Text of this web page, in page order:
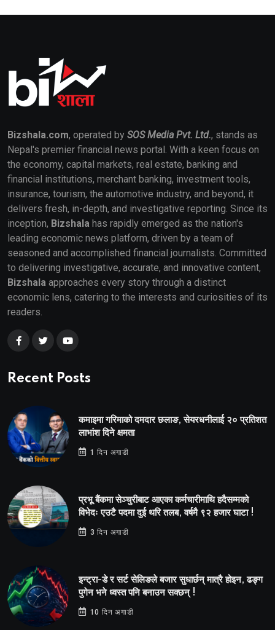
Bizshala.com, operated by SOS Media Pvt. Ltd., stands as
Nepal's premier financial news portal. With a keen focus on
the economy, capital markets, real estate, banking and
financial institutions, merchant banking, investment tools,
insurance, tourism, the automotive industry, and beyond, it
delivers fresh, in-depth, and investigative reporting. Since its
inception, Bizshala has rapidly emerged as the nation's
leading economic news platform, driven by a team of
seasoned and accomplished financial journalists. Committed
to delivering investigative, accurate, and innovative content,
Bizshala approaches every story through a distinct
economic lens, catering to the interests and curiosities of its
readers.
Recent Posts
कमाइमा गरिमाको दमदार छलाङ, सेयरधनीलाई २० प्रतिशत
लाभांश दिने क्षमता
1 दिन अगाडी
प्रभू बैंकमा सेञ्चुरीबाट आएका कर्मचारीमाथि हदैसम्मको
विभेदः एउटै पदमा दुई थरि तलब, वर्षमै ९२ हजार घाटा !
3 दिन अगाडी
इन्ट्रा-डे र सर्ट सेलिङले बजार सुधार्छन् मात्रै होइन, ढङ्ग
पुगेन भने ध्वस्त पनि बनाउन सक्छन् !
10 दिन अगाडी